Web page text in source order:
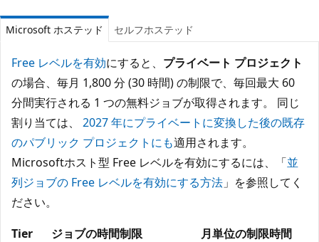
Microsoft ホステッド セルフホステッド
Free レベルを有効にすると、 プライベート プロジェクト
の場合、毎月 1,800 分 (30 時間) の制限で、毎回最大 60
分間実行される 1 つの無料ジョブが取得されます。 同じ
割り当ては、 2027 年にプライベートに変換した後の既存
のパブリック プロジェクトにも適用されます。
Microsoftホスト型 Free レベルを有効にするには、「並
列ジョブの Free レベルを有効にする方法 」を参照してく
ださい。
Tier
ジョブの時間制限
月単位の制限時間